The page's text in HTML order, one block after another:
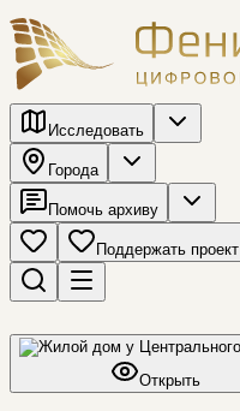
Исследовать
Города
Помочь архиву
Поддержать проект
Открыть